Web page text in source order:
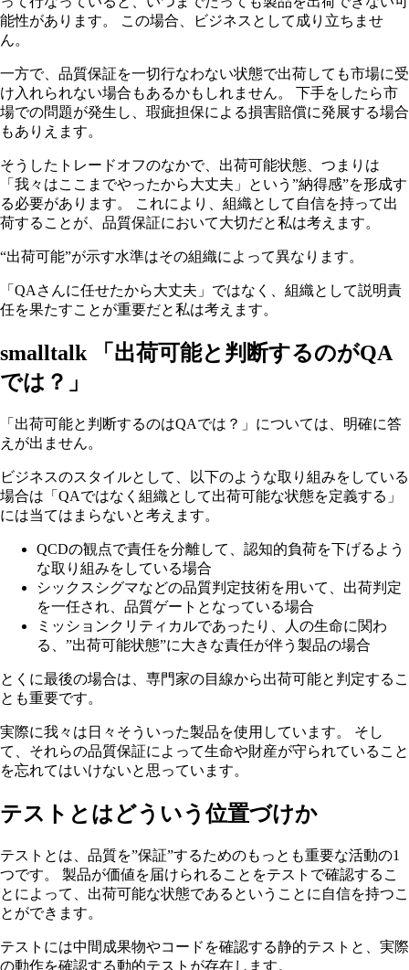
能性があります。 この場合、ビジネスとして成り立ちませ
ん。
一方で、品質保証を一切行なわない状態で出荷しても市場に受
け入れられない場合もあるかもしれません。 下手をしたら市
場での問題が発生し、瑕疵担保による損害賠償に発展する場合
もありえます。
そうしたトレードオフのなかで、出荷可能状態、つまりは
「我々はここまでやったから大丈夫」という”納得感”を形成す
る必要があります。 これにより、組織として自信を持って出
荷することが、品質保証において大切だと私は考えます。
“出荷可能”が示す水準はその組織によって異なります。
「QAさんに任せたから大丈夫」ではなく、組織として説明責
任を果たすことが重要だと私は考えます。
smalltalk 「出荷可能と判断するのがQA
では？」
「出荷可能と判断するのはQAでは？」については、明確に答
えが出ません。
ビジネスのスタイルとして、以下のような取り組みをしている
場合は「QAではなく組織として出荷可能な状態を定義する」
には当てはまらないと考えます。
QCDの観点で責任を分離して、認知的負荷を下げるよう
な取り組みをしている場合
シックスシグマなどの品質判定技術を用いて、出荷判定
を一任され、品質ゲートとなっている場合
ミッションクリティカルであったり、人の生命に関わ
る、”出荷可能状態”に大きな責任が伴う製品の場合
とくに最後の場合は、専門家の目線から出荷可能と判定するこ
とも重要です。
実際に我々は日々そういった製品を使用しています。 そし
て、それらの品質保証によって生命や財産が守られていること
を忘れてはいけないと思っています。
テストとはどういう位置づけか
テストとは、品質を”保証”するためのもっとも重要な活動の1
つです。 製品が価値を届けられることをテストで確認するこ
とによって、出荷可能な状態であるということに自信を持つこ
とができます。
テストには中間成果物やコードを確認する静的テストと、実際
の動作を確認する動的テストが存在します。